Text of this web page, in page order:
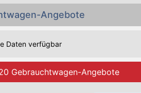
Angebote
Daten verfügbar
Gebrauchtwagen-Angebote